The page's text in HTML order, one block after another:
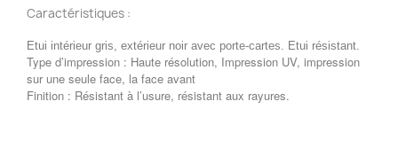
Caractéristiques :
Etui intérieur gris, extérieur noir avec porte-cartes. Etui résistant.
Type d’impression : Haute résolution, Impression UV, impression
sur une seule face, la face avant
Finition : Résistant à l’usure, résistant aux rayures.